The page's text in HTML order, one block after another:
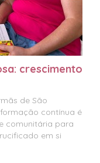
crescimento
de São
contínua é
comunitária para
em si